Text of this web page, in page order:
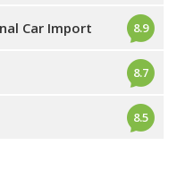
Car Import 8.9
8.7
8.5